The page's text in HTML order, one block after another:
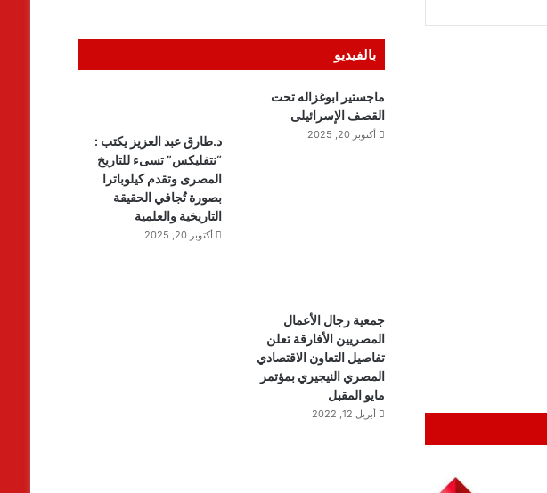
بالفيديو
ماجستير ابوغزاله تحت
القصف الإسرائيلى
أكتوبر 20, 2025
د.طارق عبد العزيز يكتب :
“نتفليكس” تسىء للتاريخ
المصرى وتقدم كيلوباترا
بصورة تُجافي الحقيقة
التاريخية والعلمية
أكتوبر 20, 2025
جمعية رجال الأعمال
المصريين الأفارقة تعلن
تفاصيل التعاون الاقتصادي
المصري النيجيري بمؤتمر
مايو المقبل
أبريل 12, 2022